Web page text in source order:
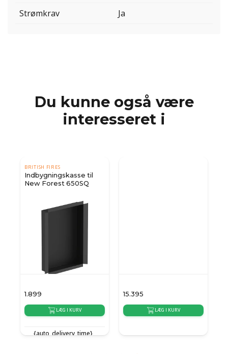
Strømkrav
Ja
Du kunne også være
interesseret i
BRITISH FIRES
Indbygningskasse til
New Forest 650SQ
1.899
LÆG I KURV
{auto_delivery_time}
15.395
LÆG I KURV